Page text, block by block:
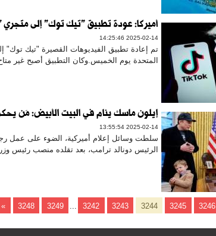
أميركا: عودة تطبيق "تيك توك" إلى
2025-02-14 14:25:46
تم إعادة تطبيق الفيديوهات القصيرة "تيك
المتحدة يوم الخميس.وكان التطبيق أصبح غير
إيلون ماسك ينام في البيت الأبيض: مَن
2025-02-14 13:55:54
الرئيس دونالد ترامب، بعد تقلده منصب رئيس
3242 3243 3244 3245 3246
3248 3249
»